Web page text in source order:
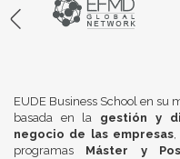
EUDE Business School en su
basada en la gestión y
negocio de las empresas,
programas Máster y